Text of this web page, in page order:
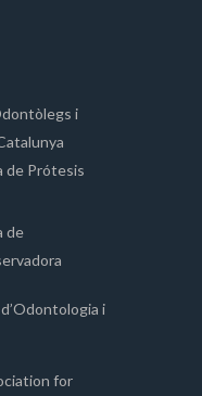
i
de Prótesis
de
i
for